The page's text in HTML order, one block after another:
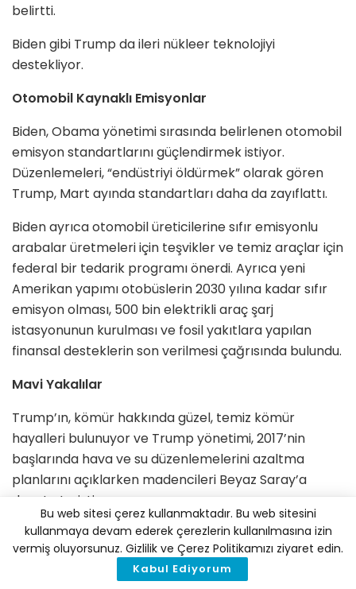
belirtti.
Biden gibi Trump da ileri nükleer teknolojiyi
destekliyor.
Otomobil Kaynaklı Emisyonlar
Biden, Obama yönetimi sırasında belirlenen otomobil
emisyon standartlarını güçlendirmek istiyor.
Düzenlemeleri, “endüstriyi öldürmek” olarak gören
Trump, Mart ayında standartları daha da zayıflattı.
Biden ayrıca otomobil üreticilerine sıfır emisyonlu
arabalar üretmeleri için teşvikler ve temiz araçlar için
federal bir tedarik programı önerdi. Ayrıca yeni
Amerikan yapımı otobüslerin 2030 yılına kadar sıfır
emisyon olması, 500 bin elektrikli araç şarj
istasyonunun kurulması ve fosil yakıtlara yapılan
finansal desteklerin son verilmesi çağrısında bulundu.
Mavi Yakalılar
Trump’ın, kömür hakkında güzel, temiz kömür
hayalleri bulunuyor ve Trump yönetimi, 2017’nin
başlarında hava ve su düzenlemelerini azaltma
planlarını açıklarken madencileri Beyaz Saray’a
davet etmişti.
Ancak doğalgaz bolluğu ile rüzgar ve güneş
enerjisinin düşen fiyatları nedeniyle Trump, görev
süresi boyunca kömür santrallarının kapanmalarını
Bu web sitesi çerez kullanmaktadır. Bu web sitesini
kullanmaya devam ederek çerezlerin kullanılmasına izin
vermiş oluyorsunuz. Gizlilik ve Çerez Politikamızı ziyaret edin.
Kabul Ediyorum